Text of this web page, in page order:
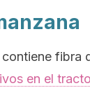
fibra
en el tracto